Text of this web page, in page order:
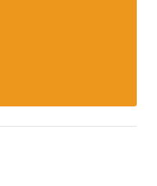
объемы рынка
показатели